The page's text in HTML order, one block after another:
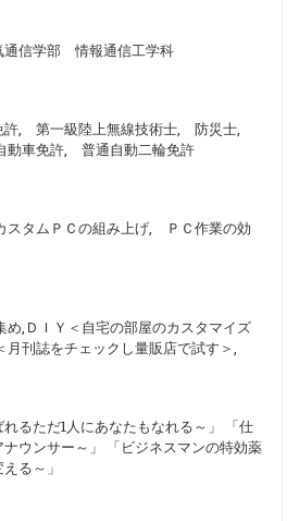
信学部 情報通信工学科
許, 第一級陸上無線技術士, 防災士,
動車免許, 普通自動二輪免許
タムＰＣの組み上げ, ＰＣ作業の効
,ＤＩＹ＜自宅の部屋のカスタマイズ
刊誌をチェックし量販店で試す＞,
れるただ1人にあなたもなれる～」 「仕
ウンサー～」 「ビジネスマンの特効薬
る～」